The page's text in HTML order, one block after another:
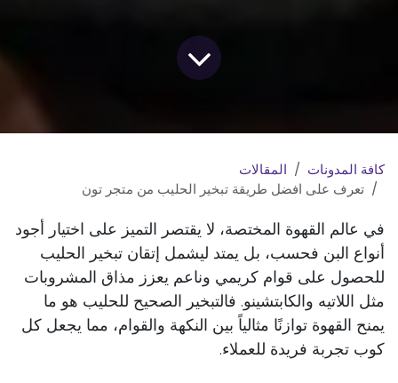
كافة المدونات
المقالات
تعرف على افضل طريقة تبخير الحليب من متجر تون
في عالم القهوة المختصة، لا يقتصر التميز على اختيار أجود
أنواع البن فحسب، بل يمتد ليشمل إتقان تبخير الحليب
للحصول على قوام كريمي وناعم يعزز مذاق المشروبات
مثل اللاتيه والكابتشينو. فالتبخير الصحيح للحليب هو ما
يمنح القهوة توازنًا مثالياً بين النكهة والقوام، مما يجعل كل
كوب تجربة فريدة للعملاء.